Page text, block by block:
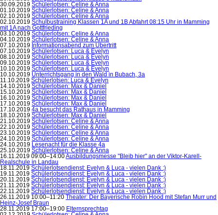
30.09.2019 Schülerlotsen: Celine & Anna
01.10.2019 Schülerlotsen: Celine & Anna
02.10.2019 Schülerlotsen: Celine & Anna
02.10.2019 Schulbustraining Klassen 1A und 1B Abfahrt 08:15 Uhr in Mamming
mit 1A nach Gottfrieding
03.10.2019 Schülerlotsen: Celine & Anna
04.10.2019 Schülerlotsen: Celine & Anna
07.10.2019 Informationsabend zum Übertritt
07.10.2019 Schülerlotsen: Luca & Evelyn
08.10.2019 Schülerlotsen: Luca & Evelyn
09.10.2019 Schülerlotsen: Luca & Evelyn
10.10.2019 Schülerlotsen: Luca & Evelyn
10.10.2019 Unterrichtsgang in den Wald in Bubach, 3a
11.10.2019 Schülerlotsen: Luca & Evelyn
14.10.2019 Schülerlotsen: Max & Daniel
15.10.2019 Schülerlotsen: Max & Daniel
16.10.2019 Schülerlotsen: Max & Daniel
17.10.2019 Schülerlotsen: Max & Daniel
17.10.2019 4a besucht das Rathaus in Mamming
18.10.2019 Schülerlotsen: Max & Daniel
21.10.2019 Schülerlotsen: Celine & Anna
22.10.2019 Schülerlotsen: Celine & Anna
23.10.2019 Schülerlotsen: Celine & Anna
24.10.2019 Schülerlotsen: Celine & Anna
24.10.2019 Lesenacht für die Klasse 4a
25.10.2019 Schülerlotsen: Celine & Anna
16.11.2019 09:00–14:00Ausbildungsmesse "Bleib hier" an der Viktor-Karell-
Realschule in Landau
18.11.2019 Schülerlotsendienst: Evelyn & Luca - vielen Dank :)
19.11.2019 Schülerlotsendienst: Evelyn & Luca - vielen Dank :)
20.11.2019 Schülerlotsendienst: Evelyn & Luca - vielen Dank :)
21.11.2019 Schülerlotsendienst: Evelyn & Luca - vielen Dank :)
22.11.2019 Schülerlotsendienst: Evelyn & Luca - vielen Dank :)
26.11.2019 10:00–11:20 Theater: Der Bayerische Robin Hood mit Stefan Murr und
Heinz-Josef Braun
28.11.2019 17:00–19:00 Elternsprechtag